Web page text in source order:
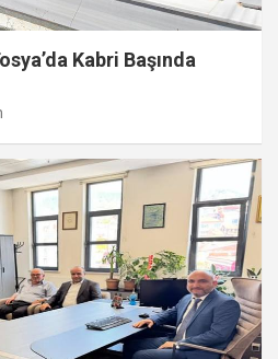
Kabri Başında